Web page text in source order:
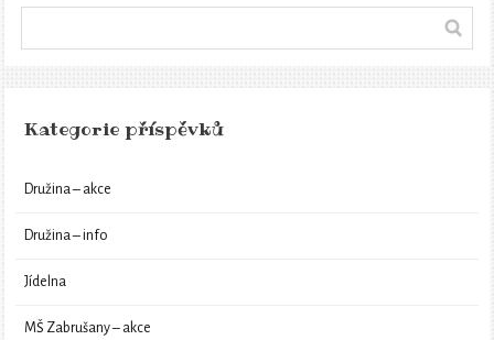
Kategorie příspěvků
Družina – akce
Družina – info
Jídelna
MŠ Zabrušany – akce